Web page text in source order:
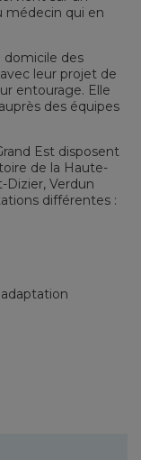
médecin qui en
domicile des
leur projet de
entourage. Elle
des équipes
Est disposent
de la Haute-
Dizier, Verdun
différentes :